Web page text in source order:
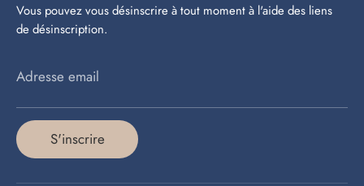
Vous pouvez vous désinscrire à tout moment à l'aide des liens
de désinscription.
Adresse email
S'inscrire